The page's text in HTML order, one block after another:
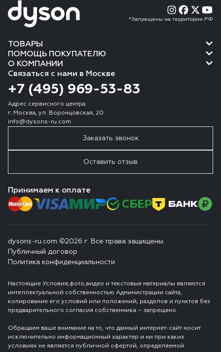
*Запрещены на территории РФ
ТОВАРЫ
ПОМОЩЬ ПОКУПАТЕЛЮ
О КОМПАНИИ
Связаться с нами в Москве
+7 (495) 969-53-83
Адрес сервисного центра:
г. Москва, ул. Воронцовская, 20
info@dysons-ru.com
Заказать звонок
Оставить отзыв
Принимаем к оплате
dysons-ru.com ©2026 г. Все права защищены.
Публичный договор
Политика конфиденциальности
Настоящие Условия,фото,видео и текстовые материалы являются
интеллектуальной собственностью Администрации сайта,
копирование его условий или положений, разделов и пунктов без
предварительного согласия собственника – запрещено.
Обращаем ваше внимание на то, что данный интернет-сайт носит
исключительно информационный характер и ни при каких
условиях не является публичной офертой, определяемой